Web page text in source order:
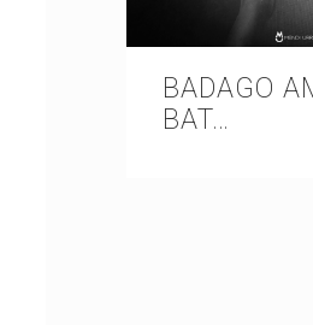
BADAGO
BAT…